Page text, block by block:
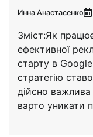
Инна Анастасенко
Зміст:Як
ефективної
старту в
стратегію
дійсно
варто уникати